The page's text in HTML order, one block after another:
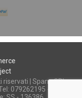
| Spano SRL
079262195 - P.iva: